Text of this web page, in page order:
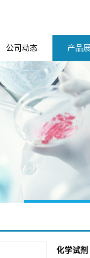
公司动态 产品
化学试剂